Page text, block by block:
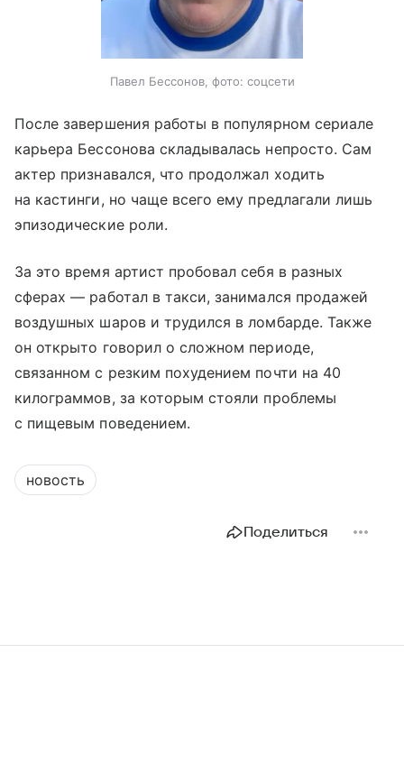
Павел Бессонов, фото: соцсети
После завершения работы в популярном сериале
карьера Бессонова складывалась непросто. Сам
актер признавался, что продолжал ходить
на кастинги, но чаще всего ему предлагали лишь
эпизодические роли.
За это время артист пробовал себя в разных
сферах — работал в такси, занимался продажей
воздушных шаров и трудился в ломбарде. Также
он открыто говорил о сложном периоде,
связанном с резким похудением почти на 40
килограммов, за которым стояли проблемы
с пищевым поведением.
новость
Поделиться